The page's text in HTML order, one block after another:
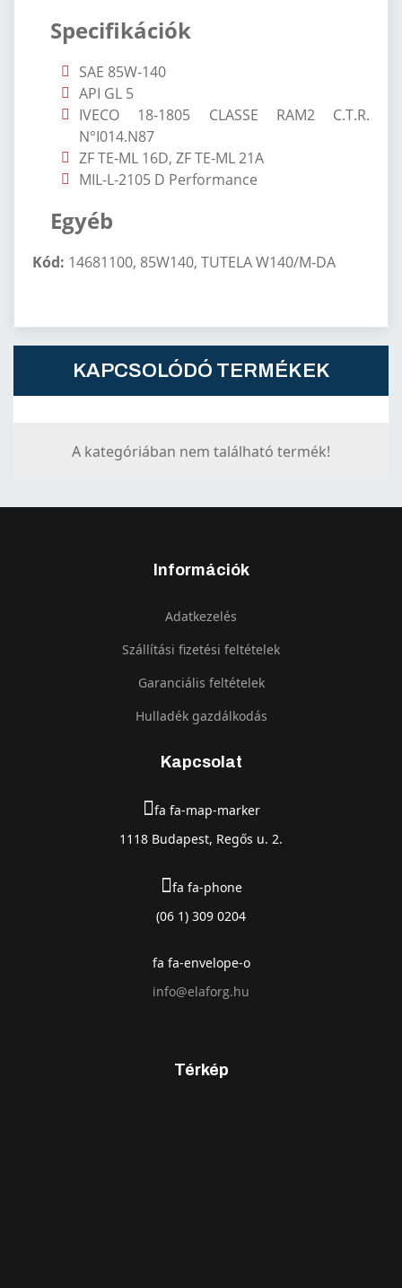
Specifikációk
SAE 85W-140
API GL 5
IVECO 18-1805 CLASSE RAM2 C.T.R.
N°I014.N87
ZF TE-ML 16D, ZF TE-ML 21A
MIL-L-2105 D Performance
Egyéb
Kód: 14681100, 85W140, TUTELA W140/M-DA
KAPCSOLÓDÓ TERMÉKEK
A kategóriában nem található termék!
Információk
Adatkezelés
Szállítási fizetési feltételek
Garanciális feltételek
Hulladék gazdálkodás
Kapcsolat
fa fa-map-marker
1118 Budapest, Regős u. 2.
fa fa-phone
(06 1) 309 0204
fa fa-envelope-o
info@elaforg.hu
Térkép